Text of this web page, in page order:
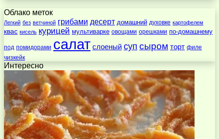
Облако меток
Легкий без ветчиной грибами десерт домашний духовке картофелем
квас кисель курицей мультиварке овощами орешками по-домашнему
под помидорами салат слоеный суп сыром торт филе
чизкейк
Интересно